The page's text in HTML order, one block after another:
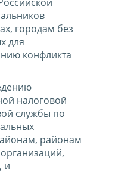
городам без
для
конфликта
налоговой
службы по
районам
и